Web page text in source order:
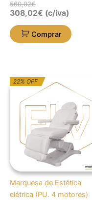
560,02€
308,02€ (c/iva)
Comprar
22% OFF
Marquesa de Estética
elétrica (PU. 4 motores)
O
preço
era:
2.959,38€.
O
preço
é:
2.305,76€.